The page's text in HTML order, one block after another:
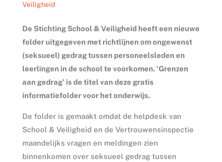
Veiligheid
De Stichting School & Veiligheid heeft een nieuwe
folder uitgegeven met richtlijnen om ongewenst
(seksueel) gedrag tussen personeelsleden en
leerlingen in de school te voorkomen. ‘Grenzen
aan gedrag’ is de titel van deze gratis
informatiefolder voor het onderwijs.
De folder is gemaakt omdat de helpdesk van
School & Veiligheid en de Vertrouwensinspectie
maandelijks vragen en meldingen zien
binnenkomen over seksueel gedrag tussen